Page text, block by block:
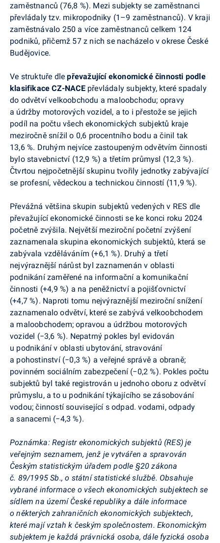
zaměstnanců (76,8 %). Mezi subjekty se zaměstnanci
převládaly tzv. mikropodniky (1–9 zaměstnanců). V kraji
zaměstnávalo 250 a více zaměstnanců celkem 124
podniků, přičemž 57 z nich se nacházelo v okrese České
Budějovice.
Ve struktuře dle převažující ekonomické činnosti podle
klasifikace CZ-NACEpřevládaly subjekty, které spadaly
do odvětví velkoobchodu a maloobchodu; opravy
a údržby motorových vozidel, a to i přestože se jejich
podíl na počtu všech ekonomických subjektů kraje
meziročně snížil o 0,6 procentního bodu a činil tak
13,6 %. Druhým nejvíce zastoupeným odvětvím činnosti
bylo stavebnictví (12,9 %) a třetím průmysl (12,3 %).
Čtvrtou nejpočetnější skupinu tvořily jednotky zabývající
se profesní, vědeckou a technickou činností (11,9 %).
Převážná většina skupin subjektů vedených v RES dle
převažující ekonomické činnosti se ke konci roku 2024
početně zvýšila. Největší meziroční početní zvýšení
zaznamenala skupina ekonomických subjektů, která se
zabývala vzděláváním (+6,1 %). Druhý a třetí
nejvýraznější nárůst byl zaznamenán v oblasti
podnikání zaměřené na informační a komunikační
činnosti (+4,9 %) a na peněžnictví a pojišťovnictví
(+4,7 %). Naproti tomu nejvýraznější meziroční snížení
zaznamenalo odvětví, které se zabývá velkoobchodem
a maloobchodem; opravou a údržbou motorových
vozidel (−3,6 %). Nepatrný pokles byl evidován
u podnikání v oblasti ubytování, stravování
a pohostinství (−0,3 %) a veřejné správě a obraně;
povinném sociálním zabezpečení (−0,2 %). Pokles počtu
subjektů byl také registrován u jednoho oboru z odvětví
průmyslu, a to u podnikání týkajícího se zásobování
vodou; činností související s odpad. vodami, odpady
a sanacemi (−4,3 %).
Poznámka: Registr ekonomických subjektů (RES) je
veřejným seznamem, jenž je vytvářen a spravován
Českým statistickým úřadem podle §20 zákona
č. 89/1995 Sb., o státní statistické službě. Obsahuje
vybrané informace o všech ekonomických subjektech se
sídlem na území České republiky a dále informace
o některých zahraničních ekonomických subjektech,
které mají vztah k českým společnostem. Ekonomickým
subjektem je každá právnická osoba, dále fyzická osoba